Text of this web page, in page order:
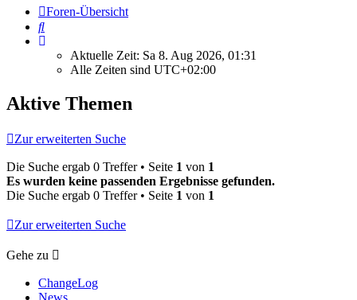
Foren-Übersicht
Suche
Aktuelle Zeit: Sa 8. Aug 2026, 01:31
Alle Zeiten sind UTC+02:00
Aktive Themen
Zur erweiterten Suche
Die Suche ergab 0 Treffer • Seite 1 von 1
Es wurden keine passenden Ergebnisse gefunden.
Die Suche ergab 0 Treffer • Seite 1 von 1
Zur erweiterten Suche
Gehe zu
ChangeLog